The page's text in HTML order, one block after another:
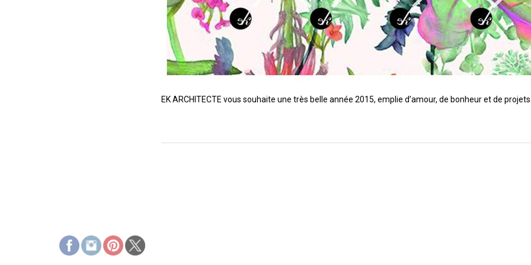
EK ARCHITECTE vous souhaite une très belle année 2015, emplie d’amour, de bonheur et de